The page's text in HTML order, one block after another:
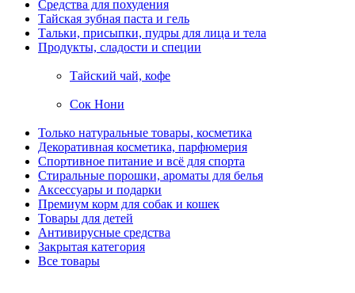
Средства для похудения
Тайская зубная паста и гель
Тальки, присыпки, пудры для лица и тела
Продукты, сладости и специи
Тайский чай, кофе
Сок Нони
Только натуральные товары, косметика
Декоративная косметика, парфюмерия
Спортивное питание и всё для спорта
Стиральные порошки, ароматы для белья
Аксессуары и подарки
Премиум корм для собак и кошек
Товары для детей
Антивирусные средства
Закрытая категория
Все товары